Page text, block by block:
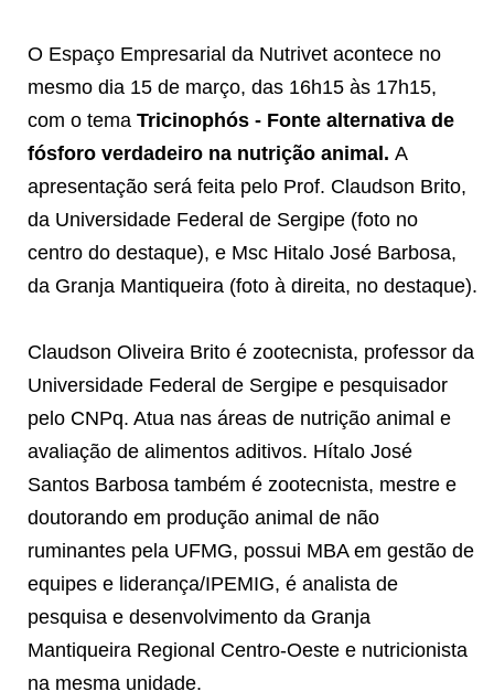
O Espaço Empresarial da Nutrivet acontece no
mesmo dia 15 de março, das 16h15 às 17h15,
com o tema Tricinophós - Fonte alternativa de
fósforo verdadeiro na nutrição animal. A
apresentação será feita pelo Prof. Claudson Brito,
da Universidade Federal de Sergipe (foto no
centro do destaque), e Msc Hitalo José Barbosa,
da Granja Mantiqueira (foto à direita, no destaque).
Claudson Oliveira Brito é zootecnista, professor da
Universidade Federal de Sergipe e pesquisador
pelo CNPq. Atua nas áreas de nutrição animal e
avaliação de alimentos aditivos. Hítalo José
Santos Barbosa também é zootecnista, mestre e
doutorando em produção animal de não
ruminantes pela UFMG, possui MBA em gestão de
equipes e liderança/IPEMIG, é analista de
pesquisa e desenvolvimento da Granja
Mantiqueira Regional Centro-Oeste e nutricionista
na mesma unidade.